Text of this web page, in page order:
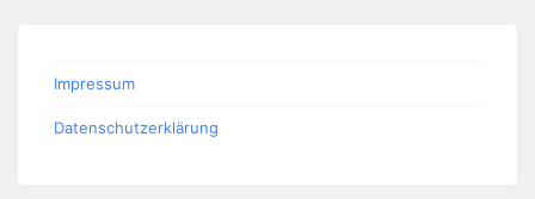
Impressum
Datenschutzerklärung